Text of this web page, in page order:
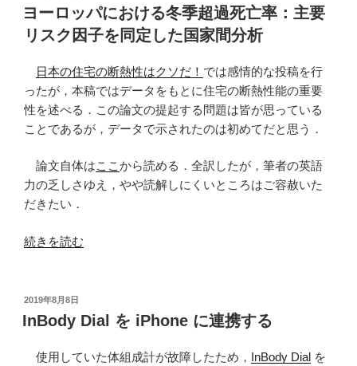
稿
日:
ヨーロッパにおける冬季超過死亡率：主要
リスク因子を同定した国家間分析
日本の住宅の断熱性はクソだ！ では感情的な投稿を行
ったが，本稿ではデータをもとに住宅の断熱性能の重要
性を述べる．この論文の提起する問題は皆が思っている
ことであるが，データで示されたのは初めてだと思う．
論文自体はここ から読める．全訳したが，筆者の英語
力の乏しさゆえ，やや読解しにくいところはご容赦いた
だきたい．
“ヨ
ッ
パ
続きを読む
投
稿
日:
2019年8月8日
InBody Dial を iPhone に連携する
使用していた体組成計が故障したため， InBody Dial を